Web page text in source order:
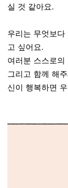
실 것 같아요.
우리는 무엇보
고 싶어요.
여러분 스스로
그리고 함께 해
신이 행복하면